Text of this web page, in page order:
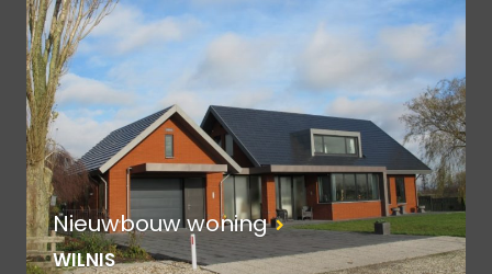
Nieuwbouw woning
WILNIS